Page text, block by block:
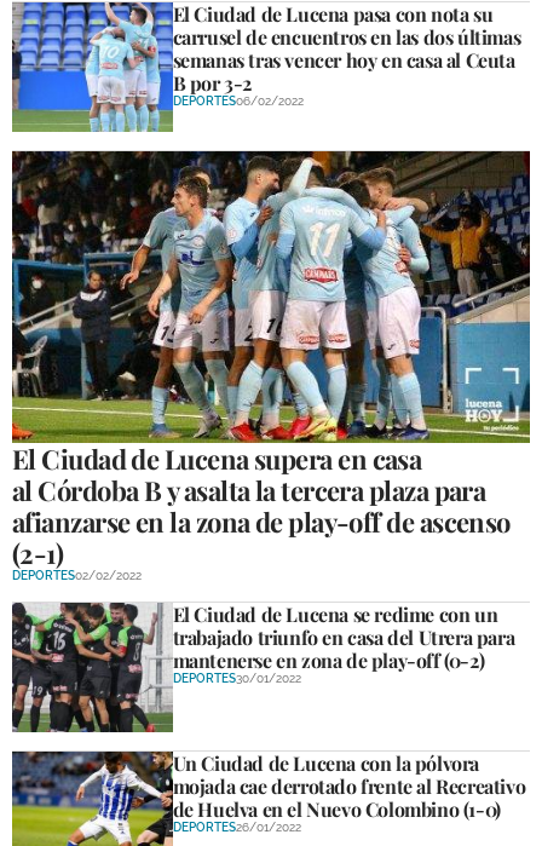
El Ciudad de Lucena pasa con nota su
carrusel de encuentros en las dos últimas
semanas tras vencer hoy en casa al Ceuta
B por 3-2
DEPORTES06/02/2022
El Ciudad de Lucena supera en casa
al Córdoba B y asalta la tercera plaza para
afianzarse en la zona de play-off de ascenso
(2-1)
DEPORTES02/02/2022
El Ciudad de Lucena se redime con un
trabajado triunfo en casa del Utrera para
mantenerse en zona de play-off (0-2)
DEPORTES30/01/2022
Un Ciudad de Lucena con la pólvora
mojada cae derrotado frente al Recreativo
de Huelva en el Nuevo Colombino (1-0)
DEPORTES26/01/2022